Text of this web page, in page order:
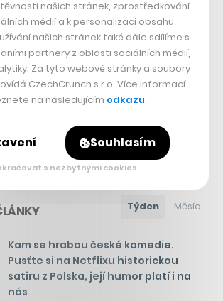
WEEKLY
vám každou neděli naservírujeme
zpráv, které by vám neměly
Týden Měsíc
Kam se hrabou české komedie.
Pusťte si na Netflixu historickou
satiru z Polska, její humor platí i na
nás
našich stránek, zprostředkování
médií a k personalizaci obsahu.
našich stránek také dále sdílíme s
partnery z oblasti sociálních médií,
Za tyto webové stránky a soubory
CzechCrunch s.r.o. Více informací
na následujícím odkazu.
Souhlasím
s nezbytnými cookies